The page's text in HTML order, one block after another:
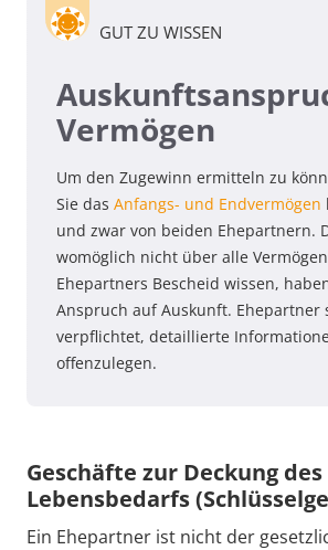
GUT ZU WISSEN
Vermögen
Um den Zugewinn ermitteln zu
Sie das Anfangs- und Endvermögen
und zwar von beiden Ehepartnern.
womöglich nicht über alle
Ehepartners Bescheid wissen,
Anspruch auf Auskunft. Ehepartner
verpflichtet, detaillierte
offenzulegen.
Geschäfte zur Deckung des
Lebensbedarfs
Ein Ehepartner ist nicht der